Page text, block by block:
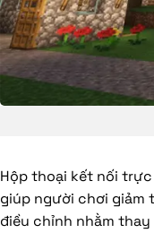
Hộp thoại kết nối
giúp người chơi giảm
điều chỉnh nhằm